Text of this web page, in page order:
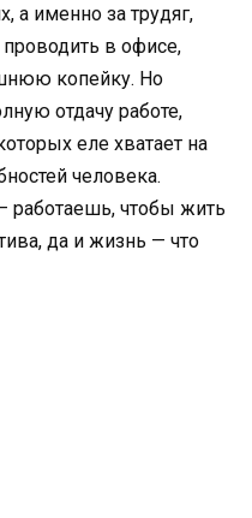
а именно за трудяг,
в офисе,
копейку. Но
отдачу работе,
еле хватает на
человека.
работаешь, чтобы жить
да и жизнь — что